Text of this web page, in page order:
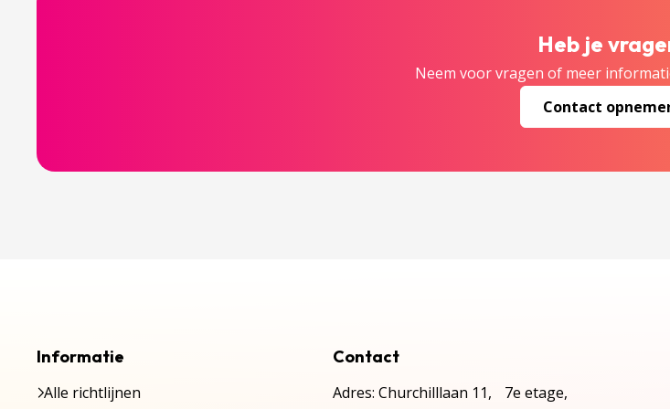
Heb je
Neem voor vragen of meer
Contact
Informatie
Alle richtlijnen
Contact
Adres: Churchilllaan 11, 7e etage,